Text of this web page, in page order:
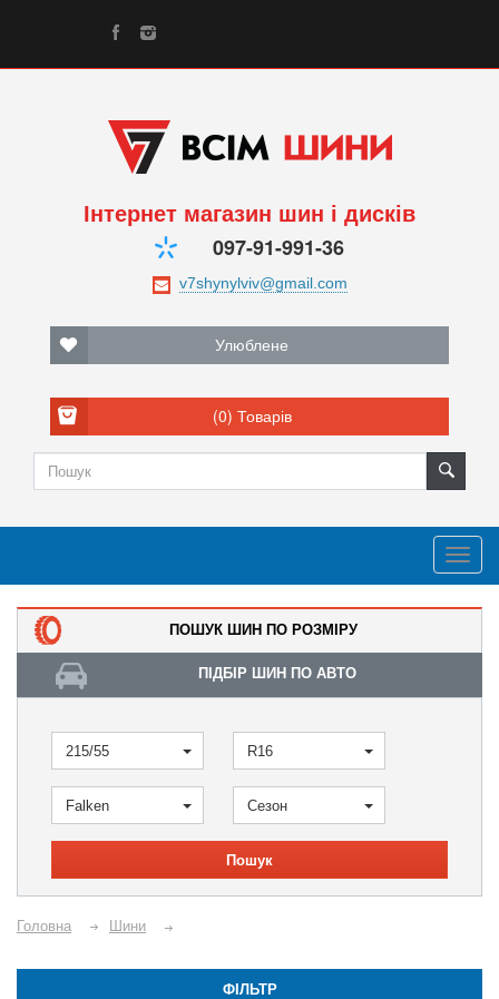
Інтернет магазин шин і дисків
097-91-991-36
Улюблене
(0) Товарів
ПОШУК ШИН ПО РОЗМІРУ
ПІДБІР ШИН ПО АВТО
215/55 R16
Falken Сезон
Пошук
Головна Шини
ФІЛЬТР